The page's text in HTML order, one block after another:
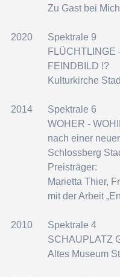
2020
2014
2010
Zu Gast bei
Spektrale 9
FLÜCHTLINGE
FEINDBILD !?
Kulturkirche
Spektrale 6
WOHER -
nach einer
Schlossberg
Preisträger:
Marietta Thier,
mit der Arbeit
Spektrale 4
SCHAUPLATZ
Altes Museum